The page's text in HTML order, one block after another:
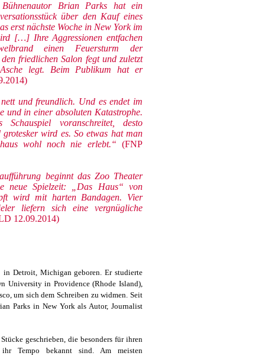
Brian Parks hat ein
über den Kauf eines
erst nächste Woche in New York im
[…] Ihre Aggressionen entfachen
einen Feuersturm der
friedlichen Salon fegt und zuletzt
legt. Beim Publikum hat er
und freundlich. Und es endet im
und in einer absoluten Katastrophe.
voranschreitet, desto
wird es. So etwas hat man
wohl noch nie erlebt.“ (FNP
beginnt das Zoo Theater
neue Spielzeit: „Das Haus“ von
wird mit harten Bandagen. Vier
liefern sich eine vergnügliche
12.09.2014)
Detroit, Michigan geboren. Er studierte
University in Providence (Rhode Island),
um sich dem Schreiben zu widmen. Seit
Parks in New York als Autor, Journalist
geschrieben, die besonders für ihren
Tempo bekannt sind. Am meisten